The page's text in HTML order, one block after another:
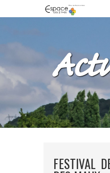
FESTIVAL